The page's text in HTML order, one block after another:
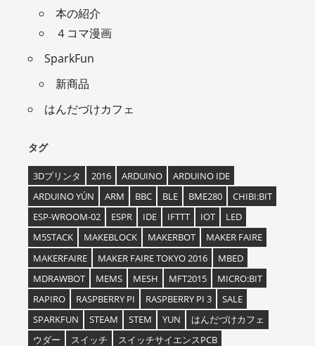
本の紹介
４コマ漫画
SparkFun
新商品
はんだづけカフェ
タグ
3Dプリンタ 2016 ARDUINO
ARDUINO IDE
ARDUINO YÚN
ARM BBC BLE BME280
CHIBI:BIT
ESP-WROOM-02
ESPR IDE IFTTT IOT
LED
M5STACK
MAKEBLOCK MAKERBOT
MAKER FAIRE
MAKERFAIRE
MAKER FAIRE TOKYO 2016
MBED
MDRAWBOT
MEMS MESH MFT2015
MICRO:BIT
RAPIRO
RASPBERRY PI RASPBERRY PI 3
SALE
SPARKFUN
STEAM STEM YUN
はんだづけカフェ
ウダー
スイッチ スイッチサイエンスPCB